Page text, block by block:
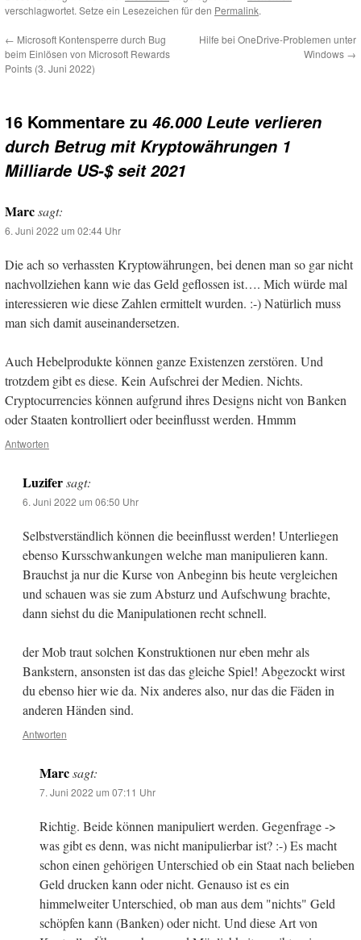
verschlagwortet. Setze ein Lesezeichen für den Permalink.
← Microsoft Kontensperre durch Bug
beim Einlösen von Microsoft Rewards
Points (3. Juni 2022)
Hilfe bei OneDrive-Problemen unter
Windows →
16 Kommentare zu 46.000 Leute verlieren
durch Betrug mit Kryptowährungen 1
Milliarde US-$ seit 2021
Marcsagt:
6. Juni 2022 um 02:44 Uhr
Die ach so verhassten Kryptowährungen, bei denen man so gar nicht
nachvollziehen kann wie das Geld geflossen ist…. Mich würde mal
interessieren wie diese Zahlen ermittelt wurden. :-) Natürlich muss
man sich damit auseinandersetzen.
Auch Hebelprodukte können ganze Existenzen zerstören. Und
trotzdem gibt es diese. Kein Aufschrei der Medien. Nichts.
Cryptocurrencies können aufgrund ihres Designs nicht von Banken
oder Staaten kontrolliert oder beeinflusst werden. Hmmm
Antworten
Luzifer sagt:
6. Juni 2022 um 06:50 Uhr
Selbstverständlich können die beeinflusst werden! Unterliegen
ebenso Kursschwankungen welche man manipulieren kann.
Brauchst ja nur die Kurse von Anbeginn bis heute vergleichen
und schauen was sie zum Absturz und Aufschwung brachte,
dann siehst du die Manipulationen recht schnell.
der Mob traut solchen Konstruktionen nur eben mehr als
Bankstern, ansonsten ist das das gleiche Spiel! Abgezockt wirst
du ebenso hier wie da. Nix anderes also, nur das die Fäden in
anderen Händen sind.
Antworten
Marc sagt:
7. Juni 2022 um 07:11 Uhr
Richtig. Beide können manipuliert werden. Gegenfrage ->
was gibt es denn, was nicht manipulierbar ist? :-) Es macht
schon einen gehörigen Unterschied ob ein Staat nach belieben
Geld drucken kann oder nicht. Genauso ist es ein
himmelweiter Unterschied, ob man aus dem "nichts" Geld
schöpfen kann (Banken) oder nicht. Und diese Art von